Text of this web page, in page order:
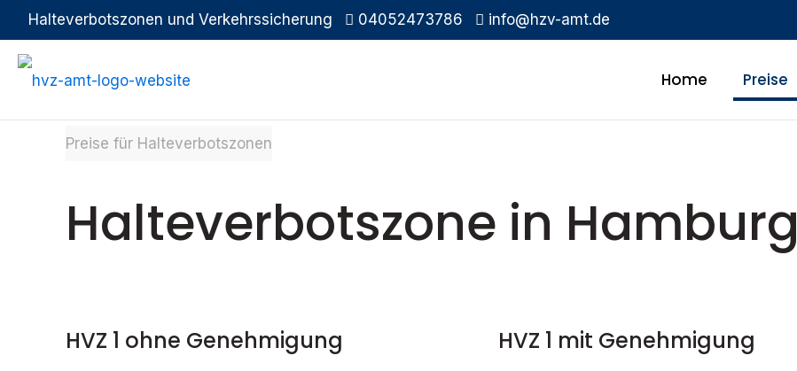
Halteverbotszonen und Verkehrssicherung 04052473786 info@hzv-amt.de
Home Preise
Preise für Halteverbotszonen
Halteverbotszone in Hamburg
HVZ 1 ohne Genehmigung HVZ 1 mit Genehmigung